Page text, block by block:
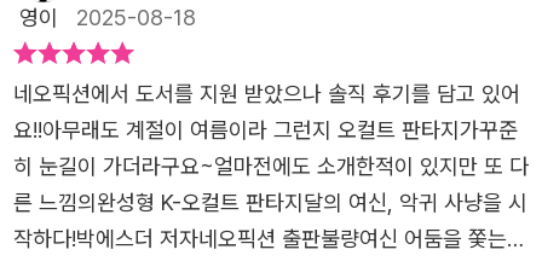
벽한 결말까지제대로 완성형이었던 K-오컬트 판타지였다.미
스터리한 오컬트라기보다는'한국의 정서'를 바탕으로 한가
장 익숙하면서도 신선한 그런 작품이 아니었나 싶다.새로운
K-판타지의 장르를 만나고 싶다면기껏이 이 어둠을 쫓는 달
에 함께 올라타기를,그리고 그들의 악귀 사냥을 만끽할 수
있기를 바란다.
또한 이야기 속에는 한국적인한(恨)의 정서가 깊게 스며 있
다.산신과 산군, 선문대 할망, 이무기,마고신, 그리고 달의
이지러짐에 따라달라지는 이름인 보름, 그믐, 삭까지.전통적
인 요소들이 현대적인 악귀 사냥 이야기와어우러지면서 완
성된 K-오컬트 세계관은시리즈로 이어지길 바랄 만큼 매력
적이었다.* 한국적인 신화를 배경으로 한 판타지와시원한
액션, 그리고 가슴 시린 이야기까지 담긴 작품.보름과 산호
수나무에서 투명한 고치 모양의 알로 태어났다고 해요. 어머
신비로워라. 그런데 사랑 하나만 믿고 미끄러져서 인간 세계
까지 주르륵, 아니 정말 이렇게 로맨틱하다니? 하지만 현실
은 시궁창이었어요. 끝도 없이 떨어져 내려온 곳은 지옥 그
자체였거든요. 보름은 호수 깊은 곳에서 잠에 빠졌어요. 이
때 가까운 곳에서는 산신을 잃어 허망하기 이를 데 없는 산
호도 있었어요. 산호의 울부짖음에 긴긴 잠에서 깨어난 보름
다를 것 없는 그 모습이 친근하게 다가와 좋은 걸지도 모르
겠다. 생동감이 느껴지기에 더 그런 것 같기도 하다.​주어진
시간이 다른 존재라는 건 어떤 느낌일까? 그들에 비해 짧은
생을 살아간다는 건 늘 무언가 아쉽고 안타까움이 묻어난다.
그에 비해 소중했던 것도 떠나보내야 할 긴 시간을 보내는
존재들. 그들이 함께 하는 순간이 오래도록 기억에 남을 것
같다.
영이 2025-08-18
네오픽션에서 도서를 지원 받았으나 솔직 후기를 담고 있어
요!!아무래도 계절이 여름이라 그런지 오컬트 판타지가꾸준
히 눈길이 가더라구요~얼마전에도 소개한적이 있지만 또 다
른 느낌의완성형 K-오컬트 판타지달의 여신, 악귀 사냥을 시
작하다!​박에스더 저자네오픽션 출판​불량여신 어둠을 쫓는